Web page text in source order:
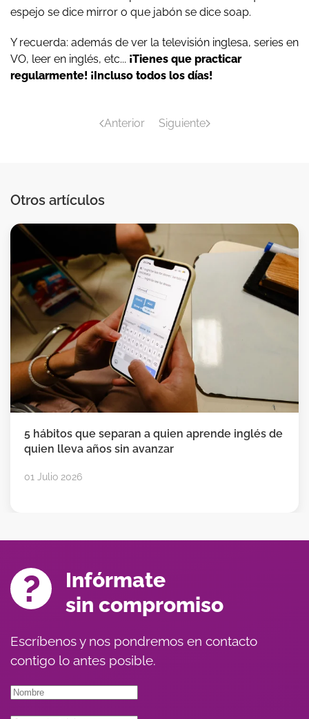
espejo se dice mirror o que jabón se dice soap.
Y recuerda: además de ver la televisión inglesa, series en
VO, leer en inglés, etc... ¡Tienes que practicar
regularmente! ¡Incluso todos los días!
Anterior Siguiente
Otros artículos
5 hábitos que separan a quien aprende inglés de
quien lleva años sin avanzar
01 Julio 2026
Infórmate
sin compromiso
Escríbenos y nos pondremos en contacto
contigo lo antes posible.